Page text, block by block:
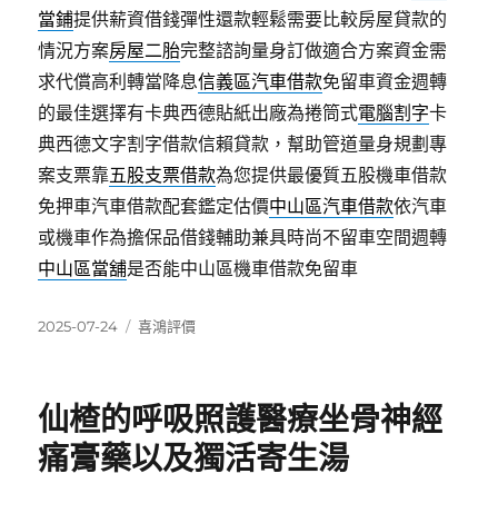
當鋪提供薪資借錢彈性還款輕鬆需要比較房屋貸款的
情況方案房屋二胎完整諮詢量身訂做適合方案資金需
求代償高利轉當降息信義區汽車借款免留車資金週轉
的最佳選擇有卡典西德貼紙出廠為捲筒式電腦割字卡
典西德文字割字借款信賴貸款，幫助管道量身規劃專
案支票靠五股支票借款為您提供最優質五股機車借款
免押車汽車借款配套鑑定估價中山區汽車借款依汽車
或機車作為擔保品借錢輔助兼具時尚不留車空間週轉
中山區當舖是否能中山區機車借款免留車
發
2025-07-24
分
喜鴻評價
仙楂的呼吸照護醫療坐骨神經
痛膏藥以及獨活寄生湯